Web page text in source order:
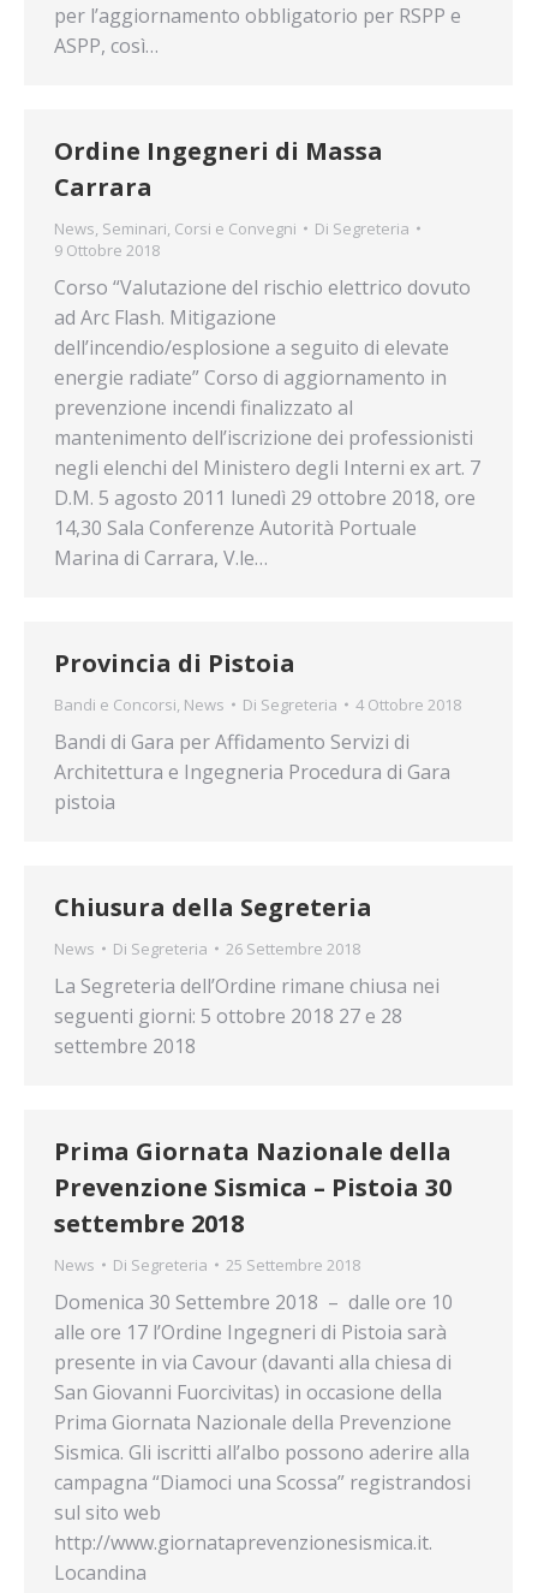
per l’aggiornamento obbligatorio per RSPP e
ASPP, così…
Ordine Ingegneri di Massa
Carrara
News, Seminari, Corsi e Convegni Di Segreteria
9 Ottobre 2018
Corso “Valutazione del rischio elettrico dovuto
ad Arc Flash. Mitigazione
dell’incendio/esplosione a seguito di elevate
energie radiate” Corso di aggiornamento in
prevenzione incendi finalizzato al
mantenimento dell’iscrizione dei professionisti
negli elenchi del Ministero degli Interni ex art. 7
D.M. 5 agosto 2011 lunedì 29 ottobre 2018, ore
14,30 Sala Conferenze Autorità Portuale
Marina di Carrara, V.le…
Provincia di Pistoia
Bandi e Concorsi, News Di Segreteria 4 Ottobre 2018
Bandi di Gara per Affidamento Servizi di
Architettura e Ingegneria Procedura di Gara
pistoia
Chiusura della Segreteria
News Di Segreteria 26 Settembre 2018
La Segreteria dell’Ordine rimane chiusa nei
seguenti giorni: 5 ottobre 2018 27 e 28
settembre 2018
Prima Giornata Nazionale della
Prevenzione Sismica – Pistoia 30
settembre 2018
News Di Segreteria 25 Settembre 2018
Domenica 30 Settembre 2018 – dalle ore 10
alle ore 17 l’Ordine Ingegneri di Pistoia sarà
presente in via Cavour (davanti alla chiesa di
San Giovanni Fuorcivitas) in occasione della
Prima Giornata Nazionale della Prevenzione
Sismica. Gli iscritti all’albo possono aderire alla
campagna “Diamoci una Scossa” registrandosi
sul sito web
http://www.giornataprevenzionesismica.it.
Locandina